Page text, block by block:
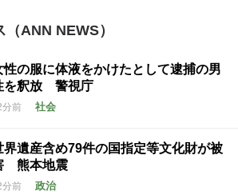
ANN NEWS）
性の服に体液をかけたとして逮捕の男
を釈放 警視庁
分前 社会
界遺産含め79件の国指定等文化財が被
熊本地震
分前 政治